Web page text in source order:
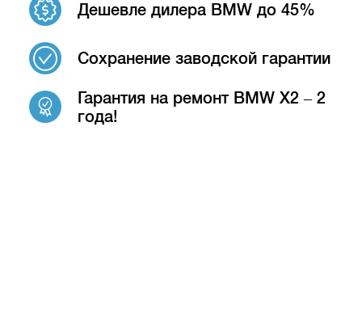
Дешевле дилера BMW до 45%
Сохранение заводской гарантии
Гарантия на ремонт BMW X2 – 2
года!